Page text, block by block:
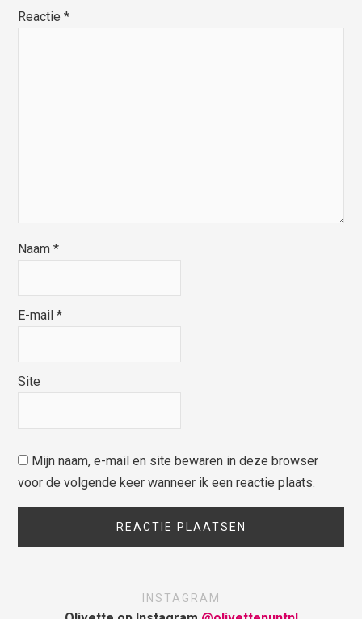
Reactie*
Naam*
E-mail*
Site
Mijn naam, e-mail en site bewaren in deze browser
voor de volgende keer wanneer ik een reactie plaats.
INSTAGRAM